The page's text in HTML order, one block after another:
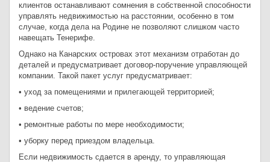
клиентов останавливают сомнения в собственной способности
управлять недвижимостью на расстоянии, особенно в том
случае, когда дела на Родине не позволяют слишком часто
навещать Тенерифе.
Однако на Канарских островах этот механизм отработан до
деталей и предусматривает договор-поручение управляющей
компании. Такой пакет услуг предусматривает:
• уход за помещениями и прилегающей территорией;
• ведение счетов;
• ремонтные работы по мере необходимости;
• уборку перед приездом владельца.
Если недвижимость сдается в аренду, то управляющая